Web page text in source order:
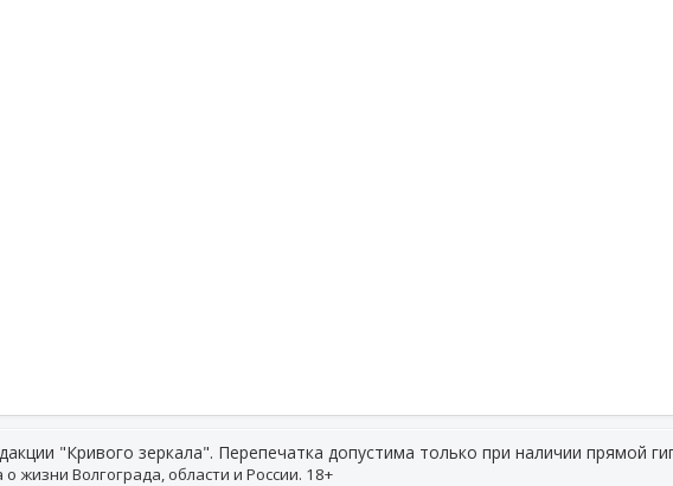
"Кривого зеркала". Перепечатка допустима только при наличии прямой
о жизни Волгограда, области и России. 18+